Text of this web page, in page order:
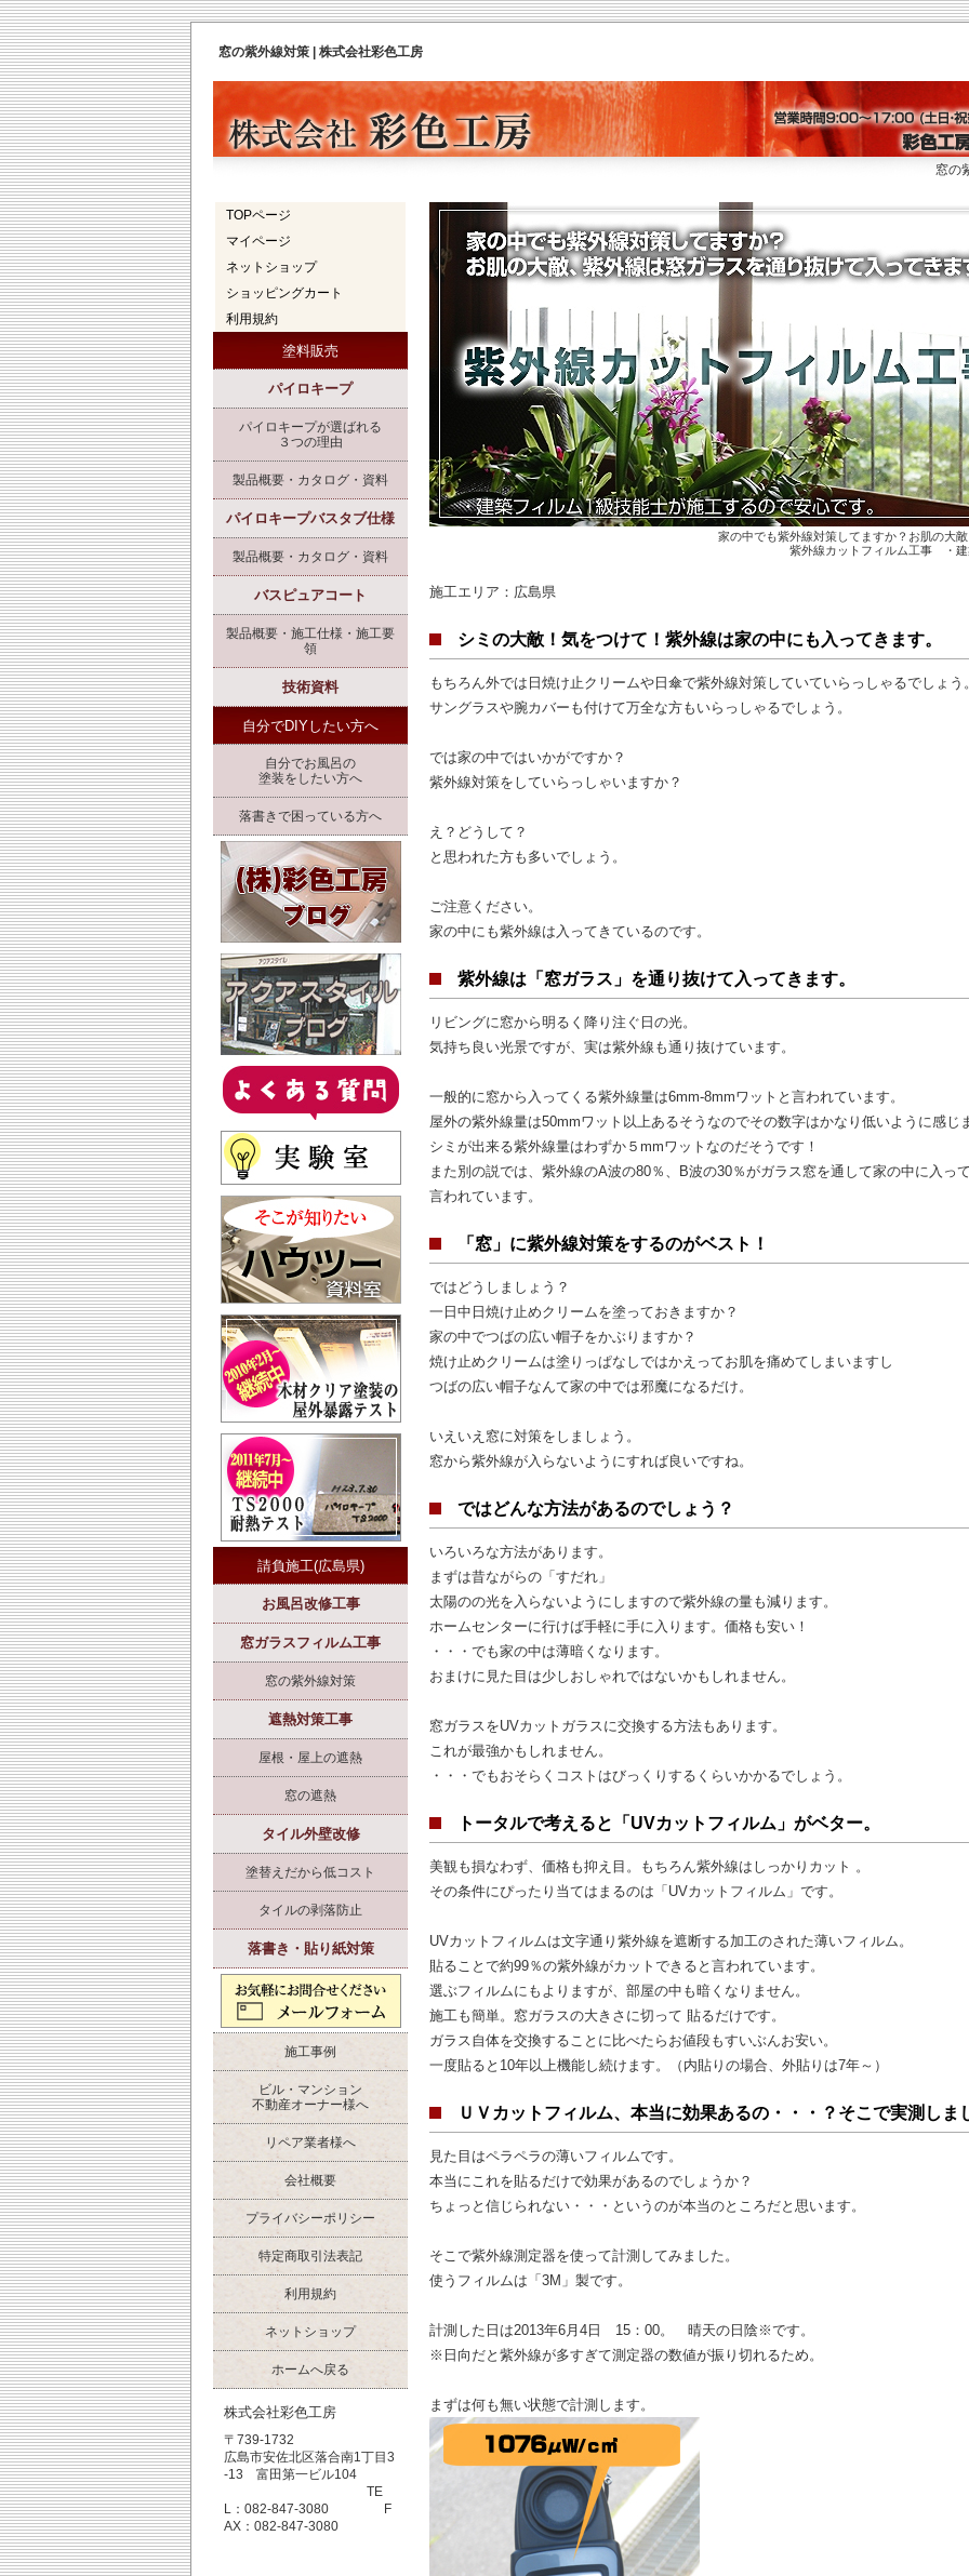
窓の紫外線対策 | 株式会社彩色工房
窓の紫外線対
TOPページ
マイページ
ネットショップ
ショッピングカート
利用規約
塗料販売
パイロキープ
パイロキープが選ばれる
３つの理由
製品概要・カタログ・資料
パイロキープバスタブ仕様
製品概要・カタログ・資料
バスピュアコート
製品概要・施工仕様・施工要
領
技術資料
自分でDIYしたい方へ
自分でお風呂の
塗装をしたい方へ
落書きで困っている方へ
請負施工(広島県)
お風呂改修工事
窓ガラスフィルム工事
窓の紫外線対策
遮熱対策工事
屋根・屋上の遮熱
窓の遮熱
タイル外壁改修
塗替えだから低コスト
タイルの剥落防止
落書き・貼り紙対策
施工事例
ビル・マンション
不動産オーナー様へ
リペア業者様へ
会社概要
プライバシーポリシー
特定商取引法表記
利用規約
ネットショップ
ホームへ戻る
株式会社彩色工房
〒739-1732
広島市安佐北区落合南1丁目3
-13 富田第一ビル104
TE
L：082-847-3080 F
AX：082-847-3080
家の中でも紫外線対策してますか？お肌の大
紫外線カットフィルム工事 ・建
施工エリア：広島県
シミの大敵！気をつけて！紫外線は家の中にも入ってきます。
もちろん外では日焼け止クリームや日傘で紫外線対策していていらっしゃるでしょう
サングラスや腕カバーも付けて万全な方もいらっしゃるでしょう。
では家の中ではいかがですか？
紫外線対策をしていらっしゃいますか？
え？どうして？
と思われた方も多いでしょう。
ご注意ください。
家の中にも紫外線は入ってきているのです。
紫外線は「窓ガラス」を通り抜けて入ってきます。
リビングに窓から明るく降り注ぐ日の光。
気持ち良い光景ですが、実は紫外線も通り抜けています。
一般的に窓から入ってくる紫外線量は6mm-8mmワットと言われています。
屋外の紫外線量は50mmワット以上あるそうなのでその数字はかなり低いように感じ
シミが出来る紫外線量はわずか５mmワットなのだそうです！
また別の説では、紫外線のA波の80％、B波の30％がガラス窓を通して家の中に入っ
言われています。
「窓」に紫外線対策をするのがベスト！
ではどうしましょう？
一日中日焼け止めクリームを塗っておきますか？
家の中でつばの広い帽子をかぶりますか？
焼け止めクリームは塗りっぱなしではかえってお肌を痛めてしまいますし
つばの広い帽子なんて家の中では邪魔になるだけ。
いえいえ窓に対策をしましょう。
窓から紫外線が入らないようにすれば良いですね。
ではどんな方法があるのでしょう？
いろいろな方法があります。
まずは昔ながらの「すだれ」
太陽のの光を入らないようにしますので紫外線の量も減ります。
ホームセンターに行けば手軽に手に入ります。価格も安い！
・・・でも家の中は薄暗くなります。
おまけに見た目は少しおしゃれではないかもしれません。
窓ガラスをUVカットガラスに交換する方法もあります。
これが最強かもしれません。
・・・でもおそらくコストはびっくりするくらいかかるでしょう。
トータルで考えると「UVカットフィルム」がベター。
美観も損なわず、価格も抑え目。もちろん紫外線はしっかりカット 。
その条件にぴったり当てはまるのは「UVカットフィルム」です。
UVカットフィルムは文字通り紫外線を遮断する加工のされた薄いフィルム。
貼ることで約99％の紫外線がカットできると言われています。
選ぶフィルムにもよりますが、部屋の中も暗くなりません。
施工も簡単。窓ガラスの大きさに切って 貼るだけです。
ガラス自体を交換することに比べたらお値段もすいぶんお安い。
一度貼ると10年以上機能し続けます。（内貼りの場合、外貼りは7年～）
ＵＶカットフィルム、本当に効果あるの・・・？そこで実測しま
見た目はペラペラの薄いフィルムです。
本当にこれを貼るだけで効果があるのでしょうか？
ちょっと信じられない・・・というのが本当のところだと思います。
そこで紫外線測定器を使って計測してみました。
使うフィルムは「3M」製です。
計測した日は2013年6月4日 15：00。 晴天の日陰※です。
※日向だと紫外線が多すぎて測定器の数値が振り切れるため。
まずは何も無い状態で計測します。